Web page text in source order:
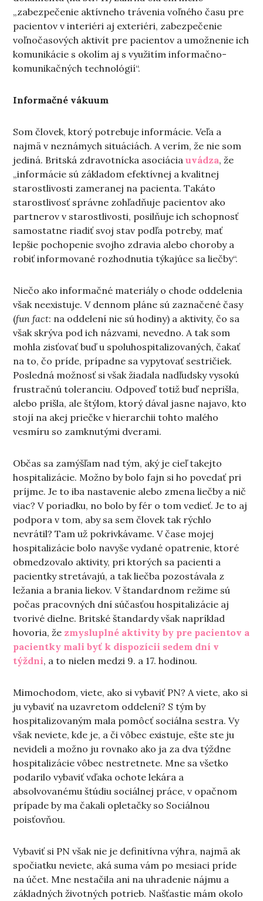
„zabezpečenie aktívneho trávenia voľného času pre
pacientov v interiéri aj exteriéri, zabezpečenie
voľnočasových aktivít pre pacientov a umožnenie ich
komunikácie s okolím aj s využitím informačno-
komunikačných technológií“.
Informačné vákuum
Som človek, ktorý potrebuje informácie. Veľa a
najmä v neznámych situáciách. A verím, že nie som
jediná. Britská zdravotnícka asociáciauvádza, že
„informácie sú základom efektívnej a kvalitnej
starostlivosti zameranej na pacienta. Takáto
starostlivosť správne zohľadňuje pacientov ako
partnerov v starostlivosti, posilňuje ich schopnosť
samostatne riadiť svoj stav podľa potreby, mať
lepšie pochopenie svojho zdravia alebo choroby a
robiť informované rozhodnutia týkajúce sa liečby“.
Niečo ako informačné materiály o chode oddelenia
však neexistuje. V dennom pláne sú zaznačené časy
(fun fact: na oddelení nie sú hodiny) a aktivity, čo sa
však skrýva pod ich názvami, nevedno. A tak som
mohla zisťovať buď u spoluhospitalizovaných, čakať
na to, čo príde, prípadne sa vypytovať sestričiek.
Posledná možnosť si však žiadala nadľudsky vysokú
frustračnú toleranciu. Odpoveď totiž buď neprišla,
alebo prišla, ale štýlom, ktorý dával jasne najavo, kto
stojí na akej priečke v hierarchii tohto malého
vesmíru so zamknutými dverami.
Občas sa zamýšľam nad tým, aký je cieľ takejto
hospitalizácie. Možno by bolo fajn si ho povedať pri
príjme. Je to iba nastavenie alebo zmena liečby a nič
viac? V poriadku, no bolo by fér o tom vedieť. Je to aj
podpora v tom, aby sa sem človek tak rýchlo
nevrátil? Tam už pokrivkávame. V čase mojej
hospitalizácie bolo navyše vydané opatrenie, ktoré
obmedzovalo aktivity, pri ktorých sa pacienti a
pacientky stretávajú, a tak liečba pozostávala z
ležania a brania liekov. V štandardnom režime sú
počas pracovných dní súčasťou hospitalizácie aj
tvorivé dielne. Britské štandardy však napríklad
hovoria, že zmysluplné aktivity by pre pacientov a
pacientky mali byť k dispozícii sedem dní v
týždni, a to nielen medzi 9. a 17. hodinou.
Mimochodom, viete, ako si vybaviť PN? A viete, ako si
ju vybaviť na uzavretom oddelení? S tým by
hospitalizovaným mala pomôcť sociálna sestra. Vy
však neviete, kde je, a či vôbec existuje, ešte ste ju
nevideli a možno ju rovnako ako ja za dva týždne
hospitalizácie vôbec nestretnete. Mne sa všetko
podarilo vybaviť vďaka ochote lekára a
absolvovanému štúdiu sociálnej práce, v opačnom
prípade by ma čakali opletačky so Sociálnou
poisťovňou.
Vybaviť si PN však nie je definitívna výhra, najmä ak
spočiatku neviete, aká suma vám po mesiaci príde
na účet. Mne nestačila ani na uhradenie nájmu a
základných životných potrieb. Našťastie mám okolo